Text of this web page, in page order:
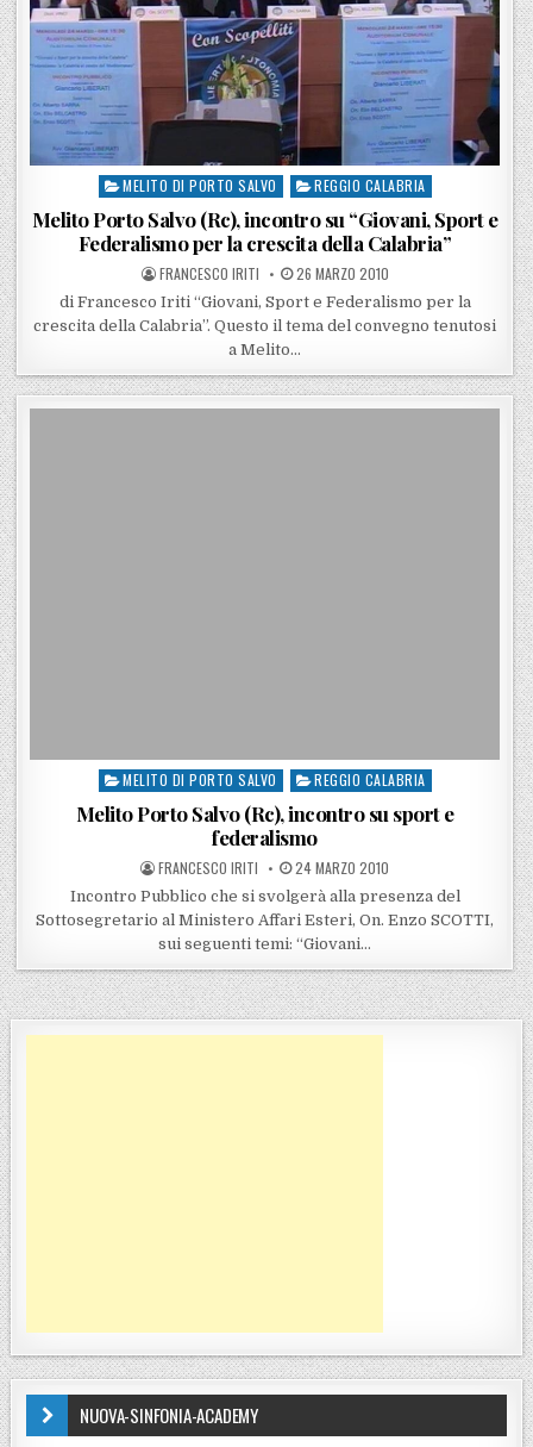
Posted in
MELITO DI PORTO SALVO REGGIO CALABRIA
Melito Porto Salvo (Rc), incontro su “Giovani, Sport e
Federalismo per la crescita della Calabria”
POSTED BY
FRANCESCO IRITI POSTED ON
26 MARZO 2010
di Francesco Iriti “Giovani, Sport e Federalismo per la
crescita della Calabria”. Questo il tema del convegno tenutosi
a Melito…
Posted in
MELITO DI PORTO SALVO REGGIO CALABRIA
Melito Porto Salvo (Rc), incontro su sport e
federalismo
POSTED BY
FRANCESCO IRITI POSTED ON
24 MARZO 2010
Incontro Pubblico che si svolgerà alla presenza del
Sottosegretario al Ministero Affari Esteri, On. Enzo SCOTTI,
sui seguenti temi: “Giovani…
NUOVA-SINFONIA-ACADEMY